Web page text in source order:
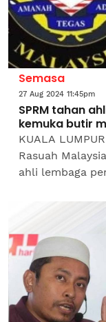
Semasa
27 Aug 2024 11:45pm
SPRM tahan
kemuka butir
KUALA
Rasuah
ahli lembaga
palsu untuk